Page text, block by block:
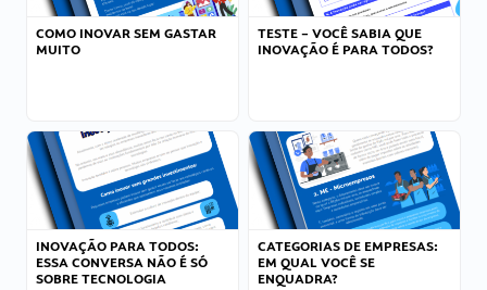
COMO INOVAR SEM GASTAR
MUITO
TESTE – VOCÊ SABIA QUE
INOVAÇÃO É PARA TODOS?
INOVAÇÃO PARA TODOS:
ESSA CONVERSA NÃO É SÓ
SOBRE TECNOLOGIA
CATEGORIAS DE EMPRESAS:
EM QUAL VOCÊ SE
ENQUADRA?